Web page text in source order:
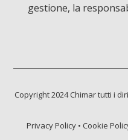
gestione, la
Copyright 2024 Chimar tutti i
Privacy Policy• Cookie
Informativa sulla raccolta